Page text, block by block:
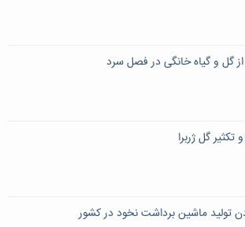
گل و گیاه خانگی در فصل سرد
تکثیر گل ژربرا
تولید ماشین برداشت نخود در کشور